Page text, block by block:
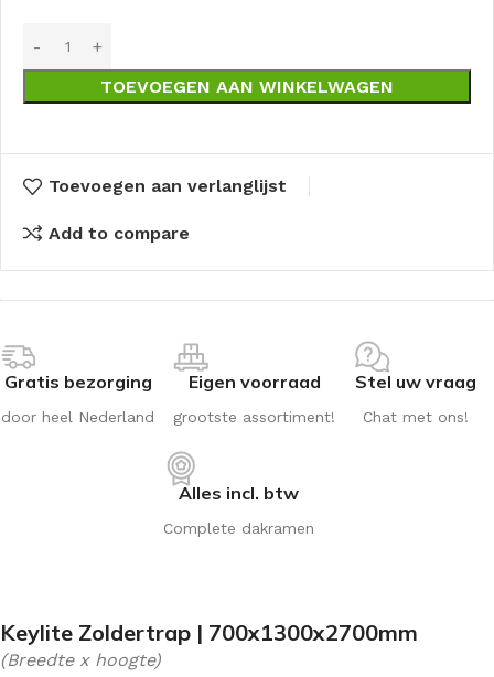
TOEVOEGEN AAN WINKELWAGEN
Toevoegen aan verlanglijst
Add to compare
Gratis bezorging
door heel Nederland
Eigen voorraad
grootste assortiment!
Stel uw vraag
Chat met ons!
Alles incl. btw
Complete dakramen
Keylite Zoldertrap | 700x1300x2700mm
(Breedte x hoogte)